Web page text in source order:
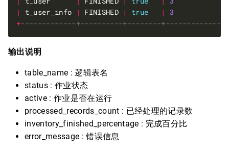
|
t_user_info | FINISHED | true |
3
+
输出说明
table_name : 逻辑表名
status : 作业状态
active : 作业是否在运行
processed_records_count : 已经处理的记录数
inventory_finished_percentage : 完成百分比
error_message : 错误信息